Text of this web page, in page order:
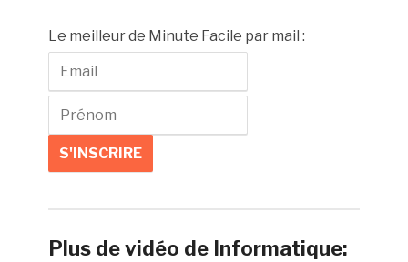
Le meilleur de Minute Facile par mail :
Plus de vidéo de Informatique: